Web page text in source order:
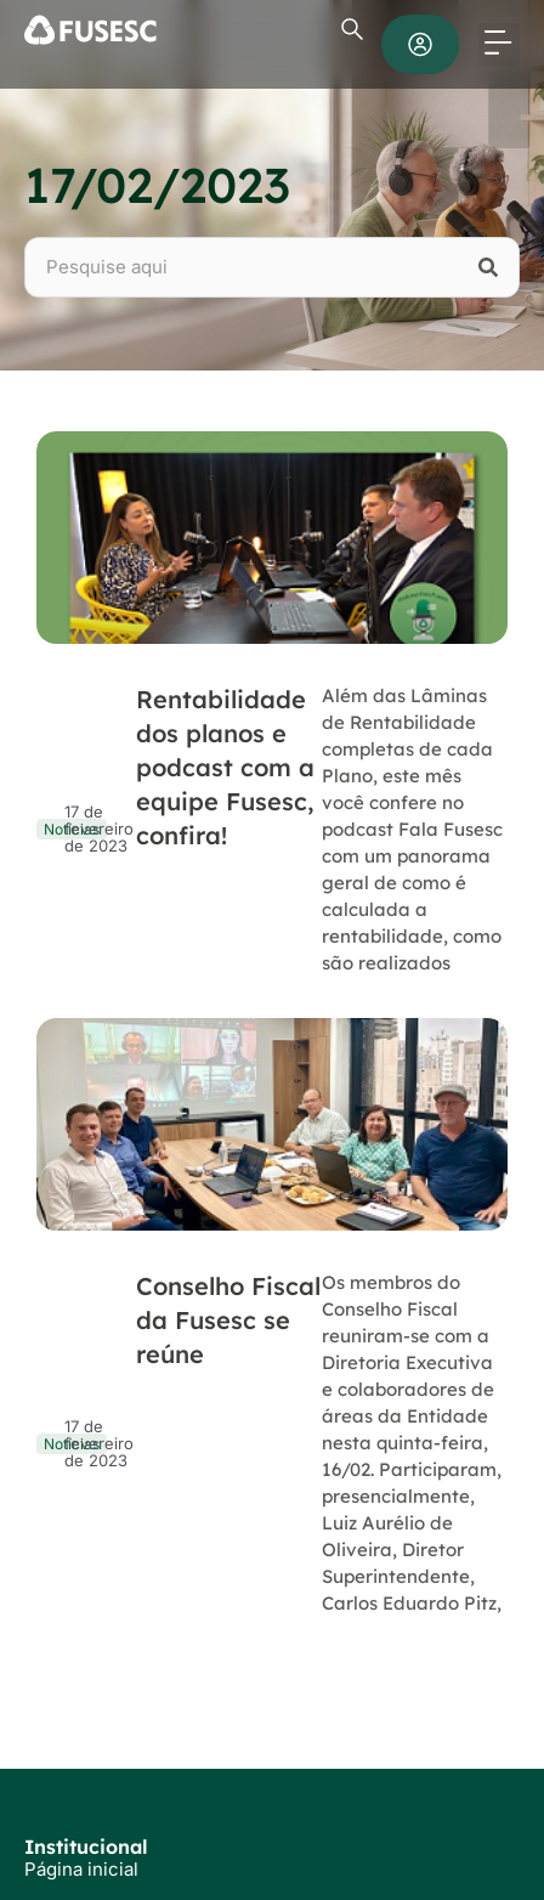
17/02/2023
Notícias
17 de
fevereiro
de 2023
Rentabilidade
dos planos e
podcast com a
equipe Fusesc,
confira!
Além das Lâminas
de Rentabilidade
completas de cada
Plano, este mês
você confere no
podcast Fala Fusesc
com um panorama
geral de como é
calculada a
rentabilidade, como
são realizados
Notícias
17 de
fevereiro
de 2023
Conselho Fiscal
da Fusesc se
reúne
Os membros do
Conselho Fiscal
reuniram-se com a
Diretoria Executiva
e colaboradores de
áreas da Entidade
nesta quinta-feira,
16/02. Participaram,
presencialmente,
Luiz Aurélio de
Oliveira, Diretor
Superintendente,
Carlos Eduardo Pitz,
Institucional
Página inicial